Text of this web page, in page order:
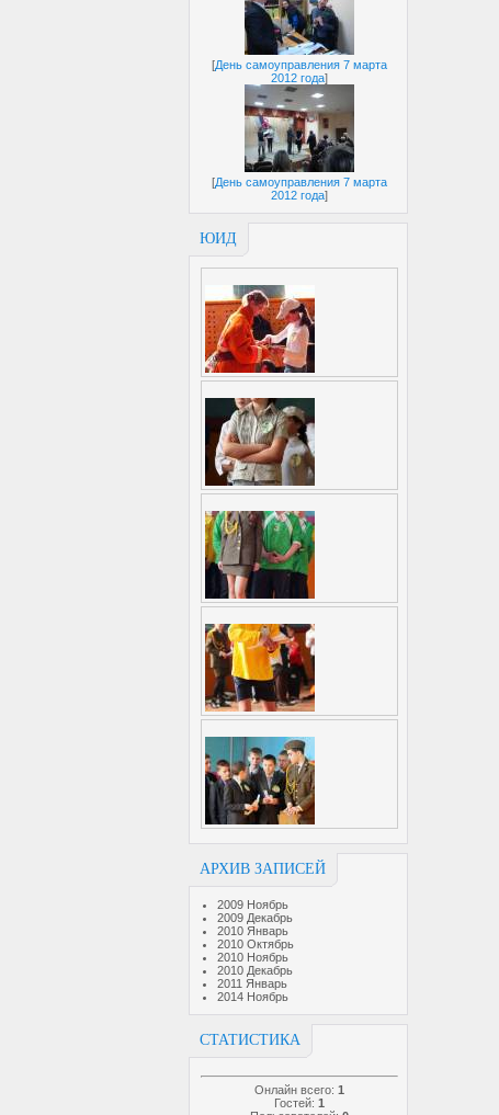
[День самоуправления 7 марта
2012 года]
[День самоуправления 7 марта
2012 года]
ЮИД
АРХИВ ЗАПИСЕЙ
2009 Ноябрь
2009 Декабрь
2010 Январь
2010 Октябрь
2010 Ноябрь
2010 Декабрь
2011 Январь
2014 Ноябрь
СТАТИСТИКА
Онлайн всего: 1
Гостей: 1